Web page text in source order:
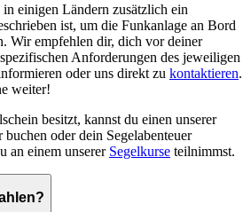
in einigen Ländern zusätzlich ein
ist, um die Funkanlage an Bord
Wir empfehlen dir, dich vor deiner
Anforderungen des jeweiligen
oder uns direkt zu kontaktieren.
weiter!
besitzt, kannst du einen unserer
buchen oder dein Segelabenteuer
an einem unserer Segelkurse teilnimmst.